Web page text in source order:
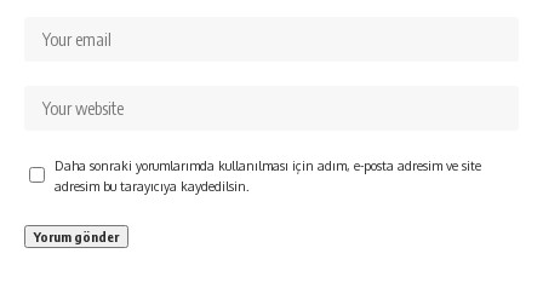
Daha sonraki yorumlarımda kullanılması için adım, e-posta adresim ve site
adresim bu tarayıcıya kaydedilsin.